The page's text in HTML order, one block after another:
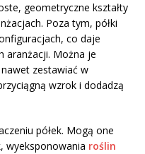
geometryczne kształty
Poza tym, półki
co daje
aranżacji. Można je
nawet zestawiać w
wzrok i dodadzą
półek. Mogą one
wyeksponowania roślin